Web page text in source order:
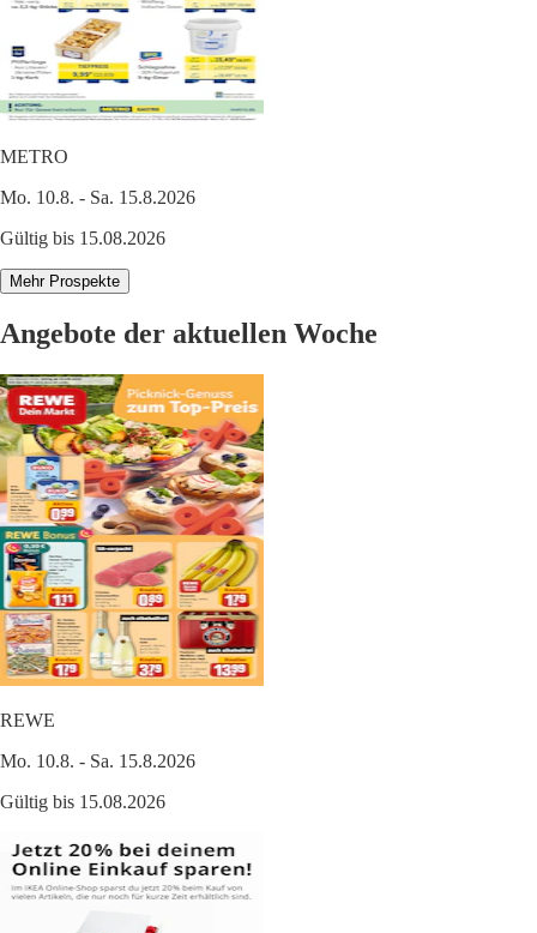
METRO
Mo. 10.8. - Sa. 15.8.2026
Gültig bis 15.08.2026
Mehr Prospekte
Angebote der aktuellen Woche
REWE
Mo. 10.8. - Sa. 15.8.2026
Gültig bis 15.08.2026